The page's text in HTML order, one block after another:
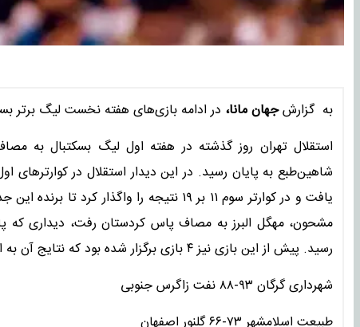
به گزارشجهان مانا، در ادامه بازی‌های هفته نخست لیگ برتر بسکتبال و از
یافت و در کوارتر سوم ۱۱ بر ۱۹ نتیجه را
رسید. پیش از این بازی نیز ۴ بازی برگزار شده بود که نتایج آن به این شرح است:
شهرداری گرگان ۹۳-۸۸ نفت زاگرس جنوبی
طبیعت اسلامشهر ۷۳-۶۶ گلنور اصفهان